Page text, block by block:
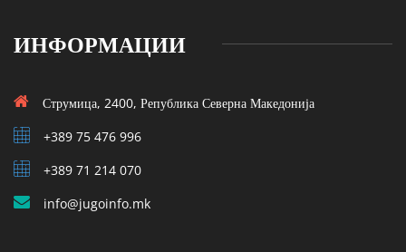
ИНФОРМАЦИИ
Струмица, 2400, Република Северна Македонија
+389 75 476 996
+389 71 214 070
info@jugoinfo.mk